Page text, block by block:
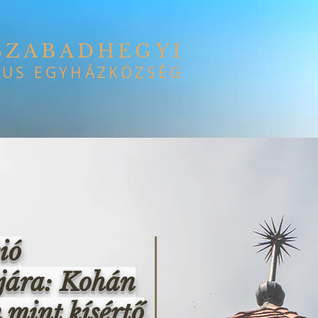
EGYHÁZKÖZSÉG
Kohán